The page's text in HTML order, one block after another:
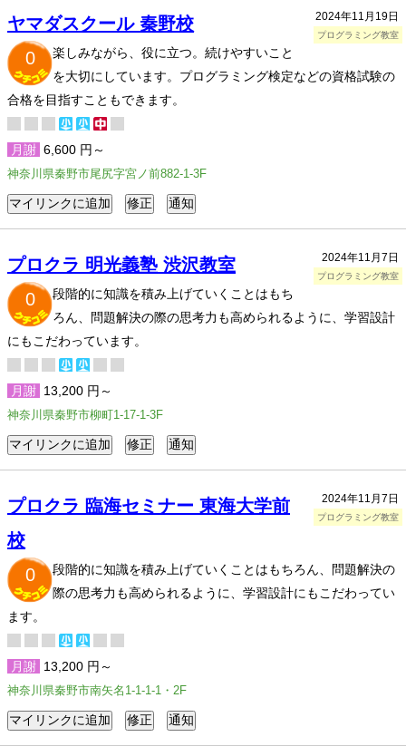
2024年11月19日
プログラミング教室
ヤマダスクール 秦野校
0
楽しみながら、役に立つ。続けやすいこと
を大切にしています。プログラミング検定などの資格試験の
合格を目指すこともできます。
月謝 6,600 円～
神奈川県秦野市尾尻字宮ノ前882-1-3F
2024年11月7日
プログラミング教室
プロクラ 明光義塾 渋沢教室
0
段階的に知識を積み上げていくことはもち
ろん、問題解決の際の思考力も高められるように、学習設計
にもこだわっています。
月謝 13,200 円～
神奈川県秦野市柳町1-17-1-3F
2024年11月7日
プログラミング教室
プロクラ 臨海セミナー 東海大学前
校
0
段階的に知識を積み上げていくことはもちろん、問題解決の
際の思考力も高められるように、学習設計にもこだわってい
ます。
月謝 13,200 円～
神奈川県秦野市南矢名1-1-1-1・2F